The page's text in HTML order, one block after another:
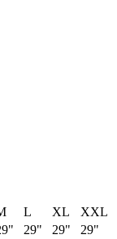
L XL
XXL
29" 29"
29"